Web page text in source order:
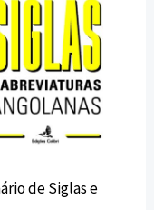
de Siglas e